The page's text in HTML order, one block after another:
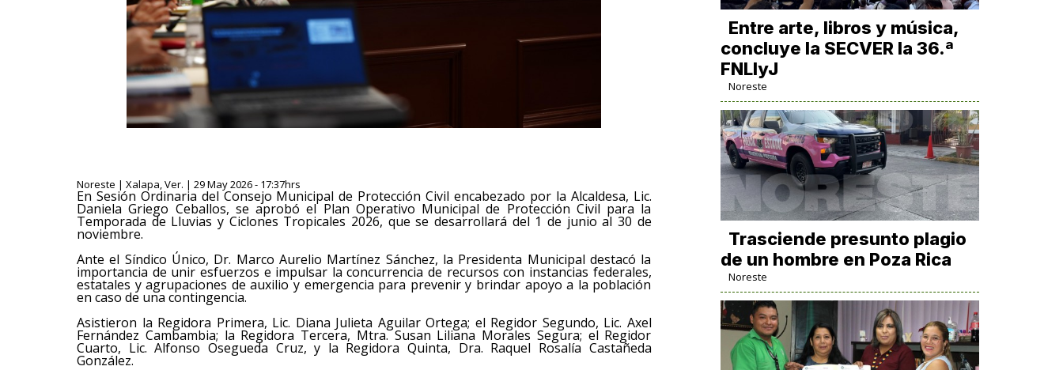
Noreste | Xalapa, Ver. | 29 May 2026 - 17:37hrs
En Sesión Ordinaria del Consejo Municipal de Protección Civil encabezado por la Alcaldesa, Lic.
Daniela Griego Ceballos, se aprobó el Plan Operativo Municipal de Protección Civil para la
Temporada de Lluvias y Ciclones Tropicales 2026, que se desarrollará del 1 de junio al 30 de
noviembre.
Ante el Síndico Único, Dr. Marco Aurelio Martínez Sánchez, la Presidenta Municipal destacó la
importancia de unir esfuerzos e impulsar la concurrencia de recursos con instancias federales,
estatales y agrupaciones de auxilio y emergencia para prevenir y brindar apoyo a la población
en caso de una contingencia.
Asistieron la Regidora Primera, Lic. Diana Julieta Aguilar Ortega; el Regidor Segundo, Lic. Axel
Fernández Cambambia; la Regidora Tercera, Mtra. Susan Liliana Morales Segura; el Regidor
Cuarto, Lic. Alfonso Osegueda Cruz, y la Regidora Quinta, Dra. Raquel Rosalía Castañeda
González.
Entre arte, libros y música,
concluye la SECVER la 36.ª
FNLIyJ
Noreste
Trasciende presunto plagio
de un hombre en Poza Rica
Noreste